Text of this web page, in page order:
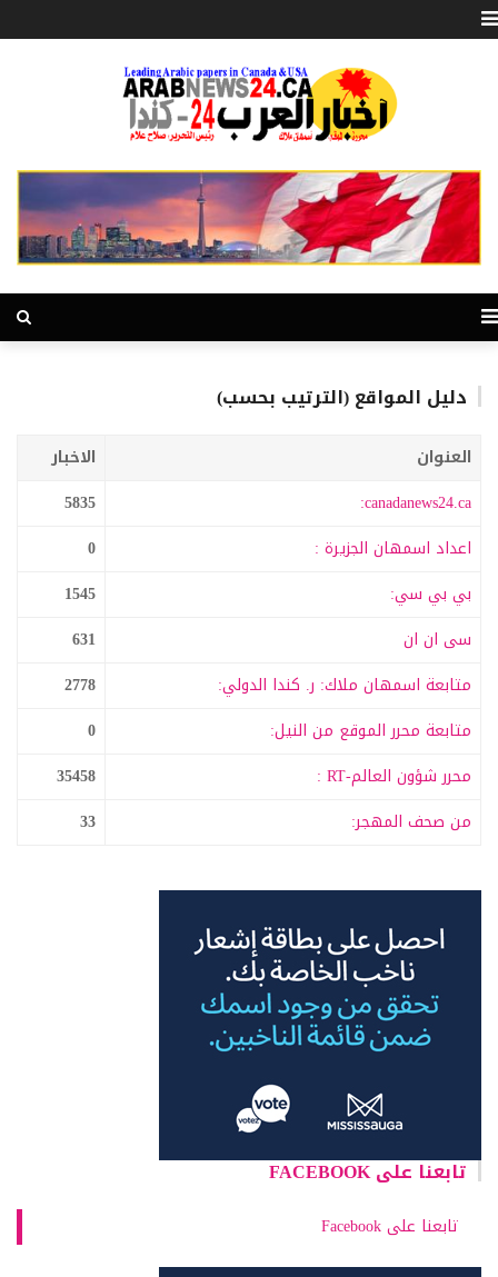
دليل المواقع (الترتيب بحسب)
العنوان
الاخبار
canadanews24.ca:
5835
اعداد اسمهان الجزيرة :
0
بي بي سي:
1545
سى ان ان
631
متابعة اسمهان ملاك: ر. كندا الدولي:
2778
متابعة محرر الموقع من النيل:
0
محرر شؤون العالم-RT :
35458
من صحف المهجر:
33
تابعنا على FACEBOOK
تابعنا على Facebook